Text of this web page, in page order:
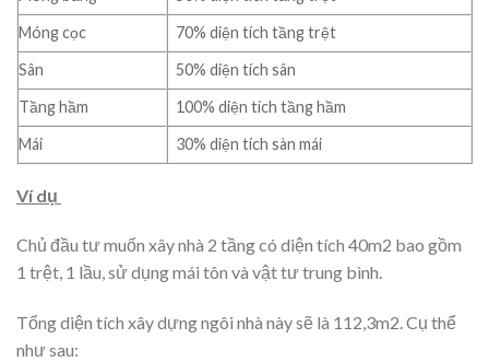
Móng cọc
70% diện tích tầng trệt
Sân
50% diện tích sân
Tầng hầm
100% diện tích tầng hầm
Mái
30% diện tích sàn mái
Ví dụ
Chủ đầu tư muốn xây nhà 2 tầng có diện tích 40m2 bao gồm
1 trệt, 1 lầu, sử dụng mái tôn và vật tư trung bình.
Tổng diện tích xây dựng ngôi nhà này sẽ là 112,3m2. Cụ thể
như sau: